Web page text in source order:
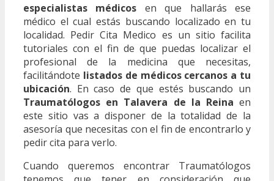
especialistas médicos en que hallarás ese
médico el cual estás buscando localizado en tu
localidad. Pedir Cita Medico es un sitio facilita
tutoriales con el fin de que puedas localizar el
profesional de la medicina que necesitas,
facilitándote listados de médicos cercanos a tu
ubicación. En caso de que estés buscando un
Traumatólogos en Talavera de la Reina en
este sitio vas a disponer de la totalidad de la
asesoría que necesitas con el fin de encontrarlo y
pedir cita para verlo.
Cuando queremos encontrar Traumatólogos